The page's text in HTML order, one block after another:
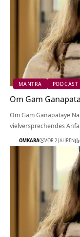
MANTRA PODCAST
Om Gam
Om Gam Ganapataye
vielversprechendes
OMKARA VOR 2 JAHREN